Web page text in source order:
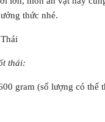
thức nhé.
thái:
gram (số lượng có